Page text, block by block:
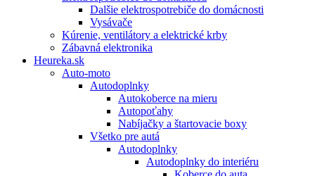
Dalšie elektrospotrebiče do domácnosti
Vysávače
Kúrenie, ventilátory a elektrické krby
Zábavná elektronika
Heureka.sk
Auto-moto
Autodoplnky
Autokoberce na mieru
Autopoťahy
Nabíjačky a štartovacie boxy
Všetko pre autá
Autodoplnky
Autodoplnky do interiéru